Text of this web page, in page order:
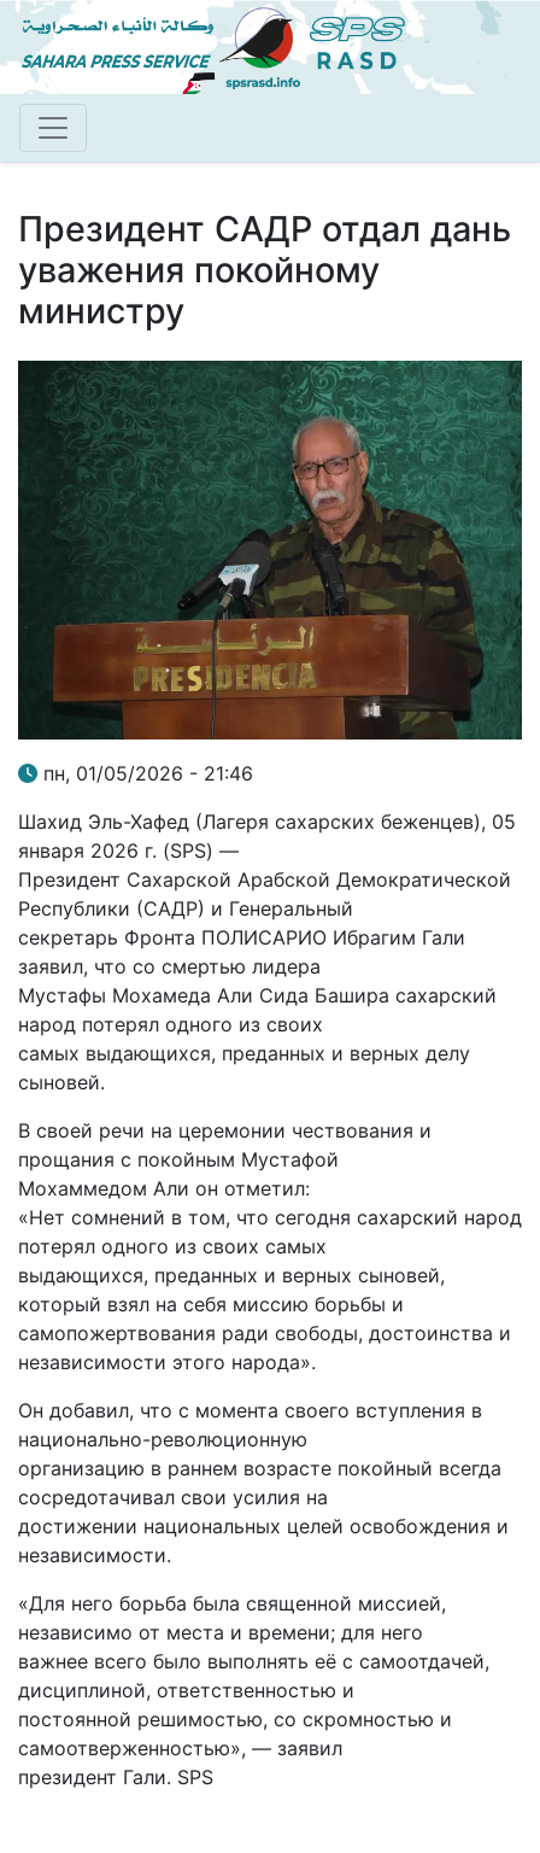
Перейти
к
основному
Президент САДР отдал дань
уважения покойному
министру
пн, 01/05/2026 - 21:46
Шахид Эль-Хафед (Лагеря сахарских беженцев), 05
января 2026 г. (SPS) —
Президент Сахарской Арабской Демократической
Республики (САДР) и Генеральный
секретарь Фронта ПОЛИСАРИО Ибрагим Гали
заявил, что со смертью лидера
Мустафы Мохамеда Али Сида Башира сахарский
народ потерял одного из своих
самых выдающихся, преданных и верных делу
сыновей.
В своей речи на церемонии чествования и
прощания с покойным Мустафой
Мохаммедом Али он отметил:
«Нет сомнений в том, что сегодня сахарский народ
потерял одного из своих самых
выдающихся, преданных и верных сыновей,
который взял на себя миссию борьбы и
самопожертвования ради свободы, достоинства и
независимости этого народа».
Он добавил, что с момента своего вступления в
национально-революционную
организацию в раннем возрасте покойный всегда
сосредотачивал свои усилия на
достижении национальных целей освобождения и
независимости.
«Для него борьба была священной миссией,
независимо от места и времени; для него
важнее всего было выполнять её с самоотдачей,
дисциплиной, ответственностью и
постоянной решимостью, со скромностью и
самоотверженностью», — заявил
президент Гали. SPS